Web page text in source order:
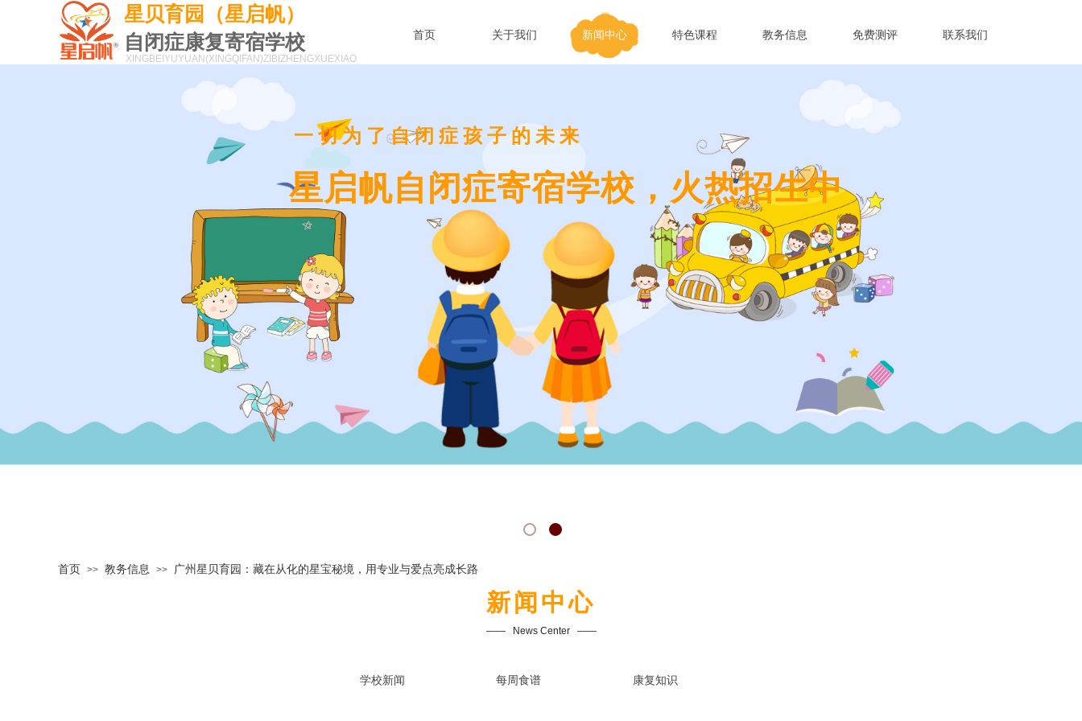
星贝育园（星启帆）
自闭症康复寄宿学校
首页 关于我们 新闻中心 特色课程 教务信息 免费测评 联系我们
XINGBEIYUYUAN(XINGQIFAN)ZIBIZHENGXUEXIAO
一切为了自闭症孩子的未来
星启帆自闭症寄宿学校，火热招生中
首页 >> 教务信息 >> 广州星贝育园：藏在从化的星宝秘境，用专业与爱点亮成长路
新闻中心
—— News Center ——
学校新闻 每周食谱 康复知识